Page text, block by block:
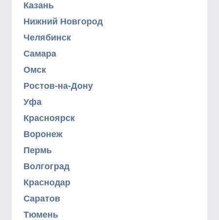
Казань
Нижний Новгород
Челябинск
Самара
Омск
Ростов-на-Дону
Уфа
Красноярск
Воронеж
Пермь
Волгоград
Краснодар
Саратов
Тюмень